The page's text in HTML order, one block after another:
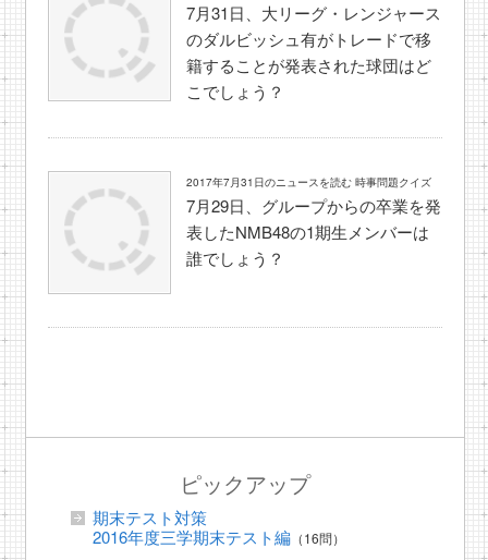
7月31日、大リーグ・レンジャース
のダルビッシュ有がトレードで移
籍することが発表された球団はど
こでしょう？
2017年7月31日のニュースを読む 時事問題クイズ
7月29日、グループからの卒業を発
表したNMB48の1期生メンバーは
誰でしょう？
ピックアップ
期末テスト対策
2016年度三学期末テスト編（16問）